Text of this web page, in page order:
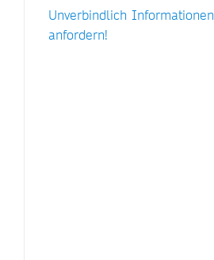
Unverbindlich Informationen
anfordern!